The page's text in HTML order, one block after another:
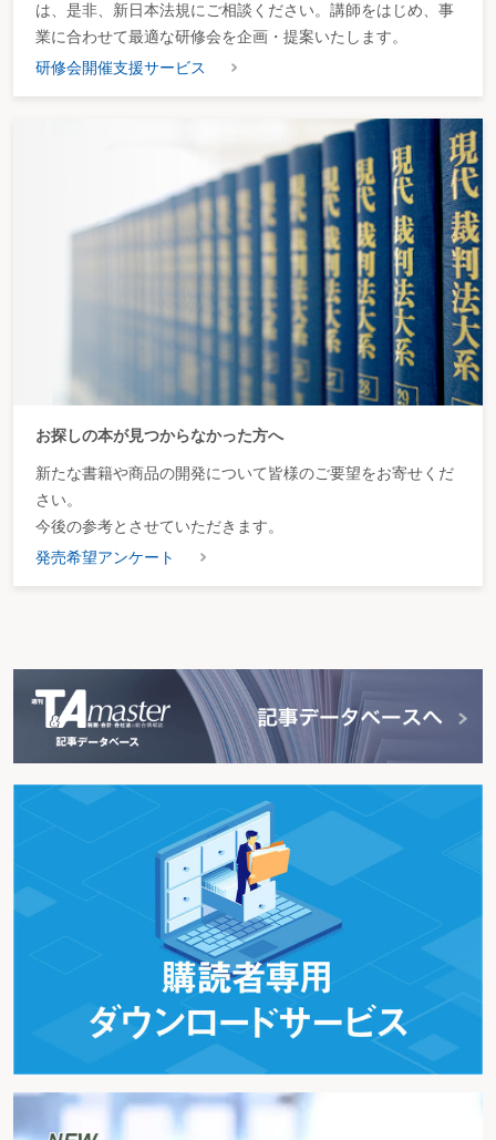
は、是非、新日本法規にご相談ください。講師をはじめ、事
業に合わせて最適な研修会を企画・提案いたします。
研修会開催支援サービス
お探しの本が見つからなかった方へ
新たな書籍や商品の開発について皆様のご要望をお寄せくだ
さい。
今後の参考とさせていただきます。
発売希望アンケート